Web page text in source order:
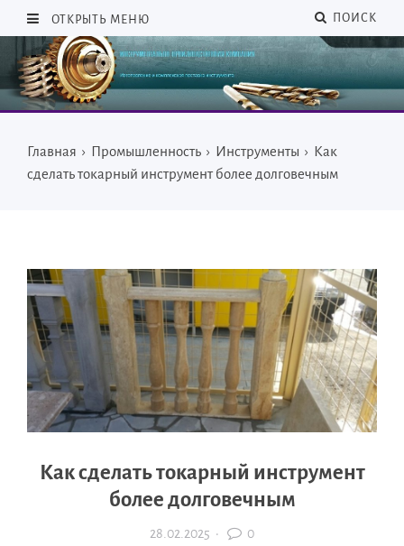
ОТКРЫТЬ МЕНЮ ПОИСК
Главная › Промышленность › Инструменты › Как
сделать токарный инструмент более долговечным
Как сделать токарный инструмент
более долговечным
28.02.2025 · 0